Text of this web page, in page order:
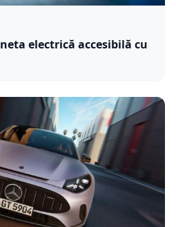
electrică accesibilă cu